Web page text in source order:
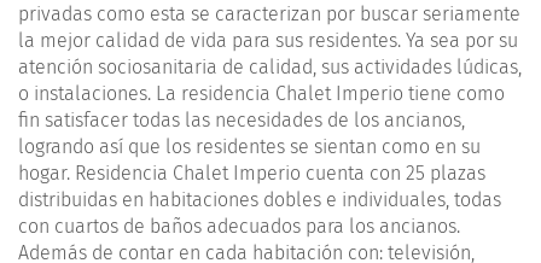
privadas como esta se caracterizan por buscar seriamente
la mejor calidad de vida para sus residentes. Ya sea por su
atención sociosanitaria de calidad, sus actividades lúdicas,
o instalaciones. La residencia Chalet Imperio tiene como
fin satisfacer todas las necesidades de los ancianos,
logrando así que los residentes se sientan como en su
hogar. Residencia Chalet Imperio cuenta con 25 plazas
distribuidas en habitaciones dobles e individuales, todas
con cuartos de baños adecuados para los ancianos.
Además de contar en cada habitación con: televisión,